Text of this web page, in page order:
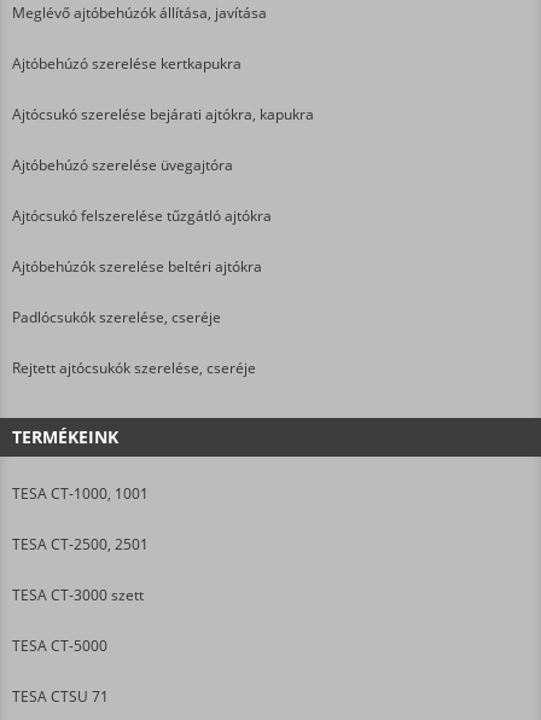
Meglévő ajtóbehúzók állítása, javítása
Ajtóbehúzó szerelése kertkapukra
Ajtócsukó szerelése bejárati ajtókra, kapukra
Ajtóbehúzó szerelése üvegajtóra
Ajtócsukó felszerelése tűzgátló ajtókra
Ajtóbehúzók szerelése beltéri ajtókra
Padlócsukók szerelése, cseréje
Rejtett ajtócsukók szerelése, cseréje
TERMÉKEINK
TESA CT-1000, 1001
TESA CT-2500, 2501
TESA CT-3000 szett
TESA CT-5000
TESA CTSU 71